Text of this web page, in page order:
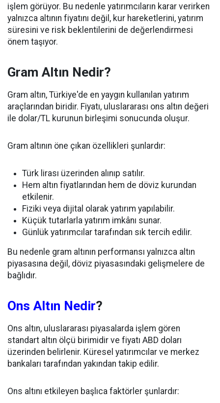
işlem görüyor. Bu nedenle yatırımcıların karar verirken
yalnızca altının fiyatını değil, kur hareketlerini, yatırım
süresini ve risk beklentilerini de değerlendirmesi
önem taşıyor.
Gram Altın Nedir?
Gram altın, Türkiye'de en yaygın kullanılan yatırım
araçlarından biridir. Fiyatı, uluslararası ons altın değeri
ile dolar/TL kurunun birleşimi sonucunda oluşur.
Gram altının öne çıkan özellikleri şunlardır:
Türk lirası üzerinden alınıp satılır.
Hem altın fiyatlarından hem de döviz kurundan
etkilenir.
Fiziki veya dijital olarak yatırım yapılabilir.
Küçük tutarlarla yatırım imkânı sunar.
Günlük yatırımcılar tarafından sık tercih edilir.
Bu nedenle gram altının performansı yalnızca altın
piyasasına değil, döviz piyasasındaki gelişmelere de
bağlıdır.
Ons Altın Nedir?
Ons altın, uluslararası piyasalarda işlem gören
standart altın ölçü birimidir ve fiyatı ABD doları
üzerinden belirlenir. Küresel yatırımcılar ve merkez
bankaları tarafından yakından takip edilir.
Ons altını etkileyen başlıca faktörler şunlardır: